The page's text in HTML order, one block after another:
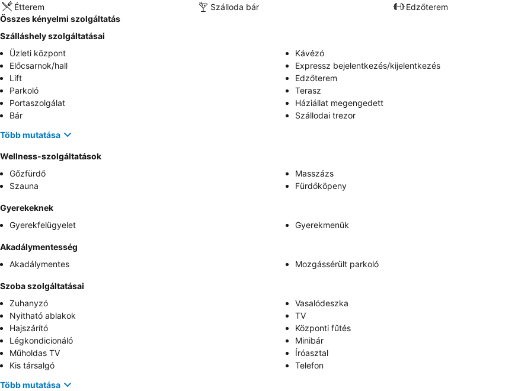
Étterem Szálloda bár
Edzőterem
Összes kényelmi szolgáltatás
Szálláshely szolgáltatásai
Üzleti központ
Kávézó
Előcsarnok/hall
Expressz bejelentkezés/kijelentkezés
Lift
Edzőterem
Parkoló
Terasz
Portaszolgálat
Háziállat megengedett
Bár
Szállodai trezor
Több mutatása
Wellness-szolgáltatások
Gőzfürdő
Masszázs
Szauna
Fürdőköpeny
Gyerekeknek
Gyerekfelügyelet
Gyerekmenük
Akadálymentesség
Akadálymentes
Mozgássérült parkoló
Szoba szolgáltatásai
Zuhanyzó
Vasalódeszka
Nyitható ablakok
TV
Hajszárító
Központi fűtés
Légkondicionáló
Minibár
Műholdas TV
Íróasztal
Kis társalgó
Telefon
Több mutatása